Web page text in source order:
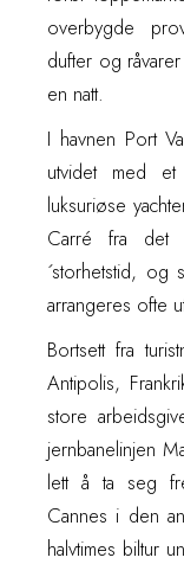
overbygde
dufter og
en natt.
I havnen Port
utvidet med
luksuriøse
Carré fra det
´storhetstid, og
arrangeres ofte
Bortsett fra
Antipolis,
store
jernbanelinjen
lett å ta seg
Cannes i den
halvtimes biltur